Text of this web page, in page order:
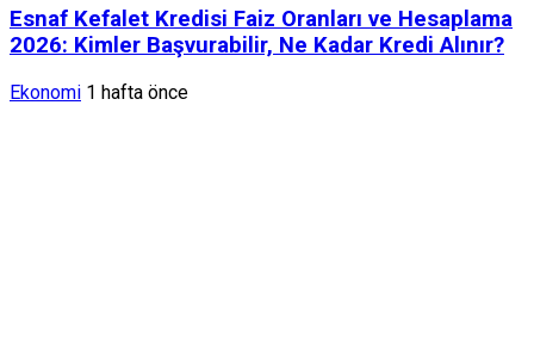
Esnaf Kefalet Kredisi Faiz Oranları ve Hesaplama
2026: Kimler Başvurabilir, Ne Kadar Kredi Alınır?
Ekonomi 1 hafta önce